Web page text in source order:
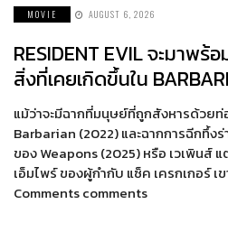
MOVIE AUGUST 6, 2026
RESIDENT EVIL จะมาพ
สิ่งที่เคยเกิดขึ้นใน
แม้ว่าจะมีฉากที่มนุษย์ที่ถูกสังหารด้วยท่
Barbarian (2022) และฉากการฉีกทึ้ง
ของ Weapons (2025) หรือ เวเพินส์
เอ็มไพร์ ของผู้กำกับ แซ็ค เครกเกอร์
Comments comments